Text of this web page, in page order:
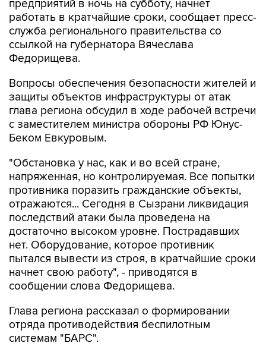
предприятий в ночь на субботу, начнет
работать в кратчайшие сроки, сообщает пресс-
служба регионального правительства со
ссылкой на губернатора Вячеслава
Федорищева.
Вопросы обеспечения безопасности жителей и
защиты объектов инфраструктуры от атак
глава региона обсудил в ходе рабочей встречи
с заместителем министра обороны РФ Юнус-
Беком Евкуровым.
"Обстановка у нас, как и во всей стране,
напряженная, но контролируемая. Все попытки
противника поразить гражданские объекты,
отражаются... Сегодня в Сызрани ликвидация
последствий атаки была проведена на
достаточно высоком уровне. Пострадавших
нет. Оборудование, которое противник
пытался вывести из строя, в кратчайшие сроки
начнет свою работу", - приводятся в
сообщении слова Федорищева.
Глава региона рассказал о формировании
отряда противодействия беспилотным
системам "БАРС".